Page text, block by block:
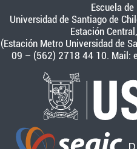
Escuela
Universidad de Santiago de
Estación
(Estación Metro Universidad de
09 – (562) 2718 44 10. Mail: